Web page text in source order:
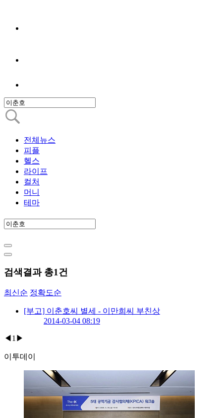
전체뉴스
피플
헬스
라이프
컬처
머니
테마
검색결과 총1건
최신순 정확도순
[부고] 이춘호씨 별세 - 이만희씨 부친상
2014-03-04 08:19
◀ 1 ▶
이투데이